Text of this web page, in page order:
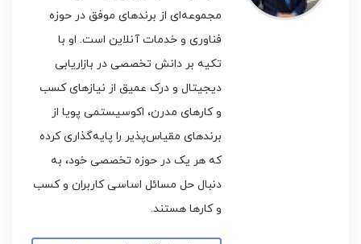
مجموعه‌ای از برندهای موفق در حوزه
فناوری و خدمات آنلاین است. او با
تکیه بر دانش تخصصی در بازاریابی
دیجیتال و درک عمیق از نیازهای کسب
و کارهای مدرن، اکوسیستمی پویا از
برندهای مقیاس‌پذیر را پایه‌گذاری کرده
که هر یک در حوزه تخصصی خود، به
دنبال حل مسائل اساسی کاربران و کسب
و کارها هستند.